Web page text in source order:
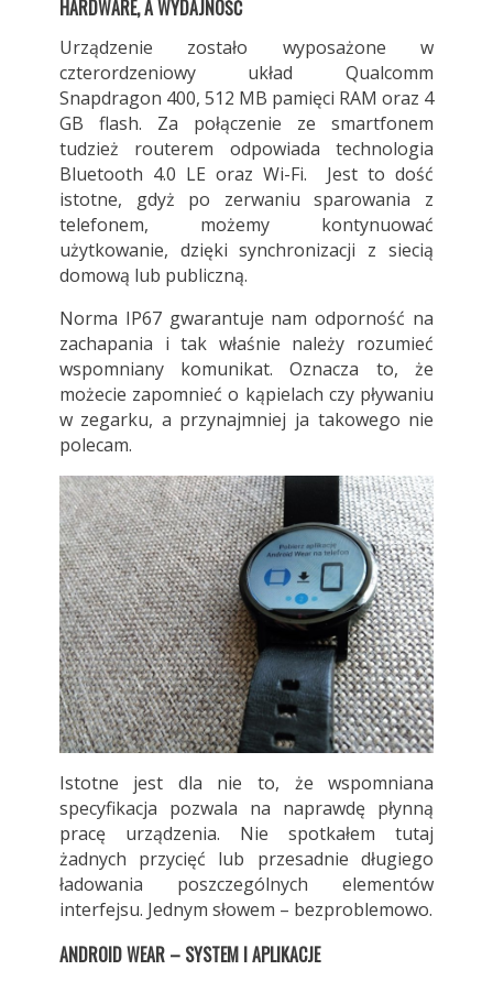
HARDWARE, A WYDAJNOŚĆ
Urządzenie zostało wyposażone w
czterordzeniowy układ Qualcomm
Snapdragon 400, 512 MB pamięci RAM oraz 4
GB flash. Za połączenie ze smartfonem
tudzież routerem odpowiada technologia
Bluetooth 4.0 LE oraz Wi-Fi. Jest to dość
istotne, gdyż po zerwaniu sparowania z
telefonem, możemy kontynuować
użytkowanie, dzięki synchronizacji z siecią
domową lub publiczną.
Norma IP67 gwarantuje nam odporność na
zachapania i tak właśnie należy rozumieć
wspomniany komunikat. Oznacza to, że
możecie zapomnieć o kąpielach czy pływaniu
w zegarku, a przynajmniej ja takowego nie
polecam.
Istotne jest dla nie to, że wspomniana
specyfikacja pozwala na naprawdę płynną
pracę urządzenia. Nie spotkałem tutaj
żadnych przycięć lub przesadnie długiego
ładowania poszczególnych elementów
interfejsu. Jednym słowem – bezproblemowo.
ANDROID WEAR – SYSTEM I APLIKACJE